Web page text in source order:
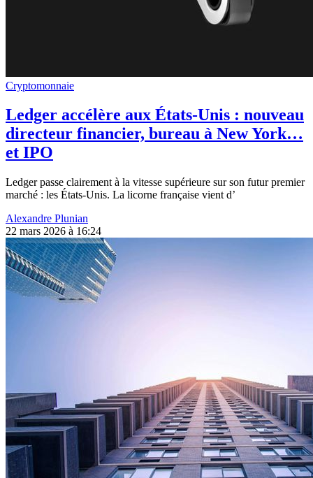
Cryptomonnaie
Ledger accélère aux États-Unis : nouveau
directeur financier, bureau à New York…
et IPO
Ledger passe clairement à la vitesse supérieure sur son futur premier
marché : les États-Unis. La licorne française vient d’
Alexandre Plunian
22 mars 2026 à 16:24